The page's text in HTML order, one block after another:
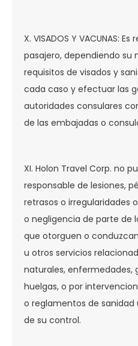
X. VISADOS Y VACUNAS:
pasajero, dependiendo su
requisitos de visados y
cada caso y efectuar las
autoridades consulares
de las embajadas o
XI. Holon Travel Corp. no
responsable de lesiones,
retrasos o irregularidades
o negligencia de parte de
que otorguen o
u otros servicios
naturales, enfermedades,
huelgas, o por
o reglamentos de
de su control.